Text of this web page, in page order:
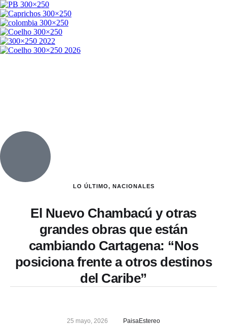
LO ÚLTIMO, NACIONALES
El Nuevo Chambacú y otras
grandes obras que están
cambiando Cartagena: “Nos
posiciona frente a otros destinos
del Caribe”
25 mayo, 2026 PaisaEstereo